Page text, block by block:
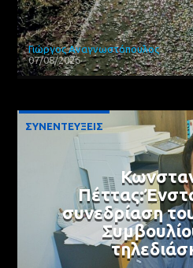
Γιώργος Αναγνωστόπουλος
07/08/2026
ΣΥΝΕΝΤΕΥΞΕΙΣ
συνεδρίαση